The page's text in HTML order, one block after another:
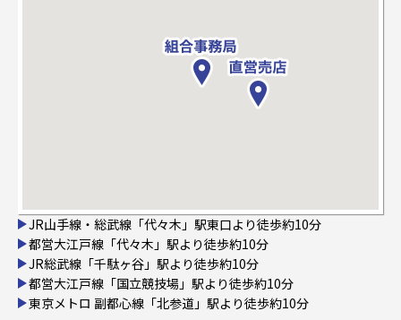
JR山手線・総武線「代々木」駅東口より徒歩約10分
都営大江戸線「代々木」駅より徒歩約10分
JR総武線「千駄ヶ谷」駅より徒歩約10分
都営大江戸線「国立競技場」駅より徒歩約10分
東京メトロ 副都心線「北参道」駅より徒歩約10分